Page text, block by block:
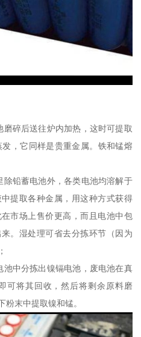
碎后送往炉内加热，这时可提取
，它同样是贵重金属。铁和锰熔
铅蓄电池外，各类电池均溶解于
提取各种金属，用这种方式获得
市场上售价更高，而且电池中包
。湿处理可省去分拣环节（因为
中分拣出镍镉电池，废电池在真
可将其回收，然后将剩余原料磨
粉末中提取镍和锰。